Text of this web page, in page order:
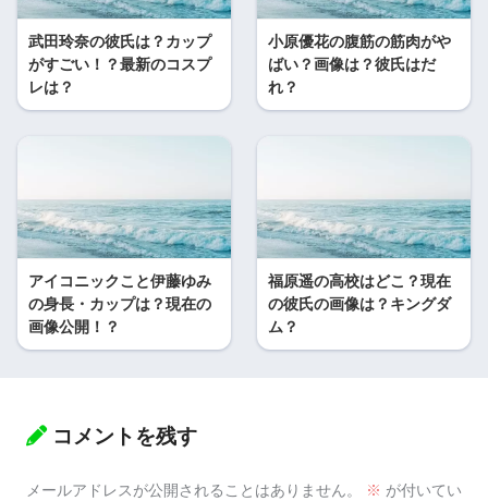
武田玲奈の彼氏は？カップ
がすごい！？最新のコスプ
レは？
小原優花の腹筋の筋肉がや
ばい？画像は？彼氏はだ
れ？
アイコニックこと伊藤ゆみ
の身長・カップは？現在の
画像公開！？
福原遥の高校はどこ？現在
の彼氏の画像は？キングダ
ム？
コメントを残す
メールアドレスが公開されることはありません。 ※ が付いてい